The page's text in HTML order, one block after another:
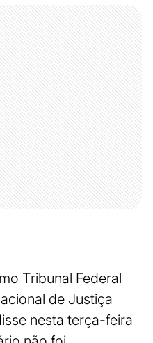
Tribunal Federal
de Justiça
nesta terça-feira